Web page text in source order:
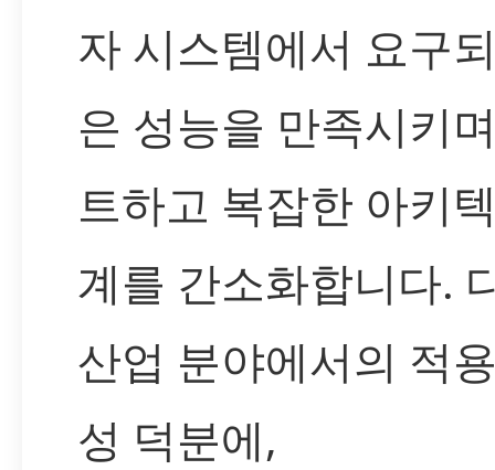
자 시스템에서 요구
은 성능을 만족시키
트하고 복잡한 아키
계를 간소화합니다.
산업 분야에서의 적
성 덕분에,